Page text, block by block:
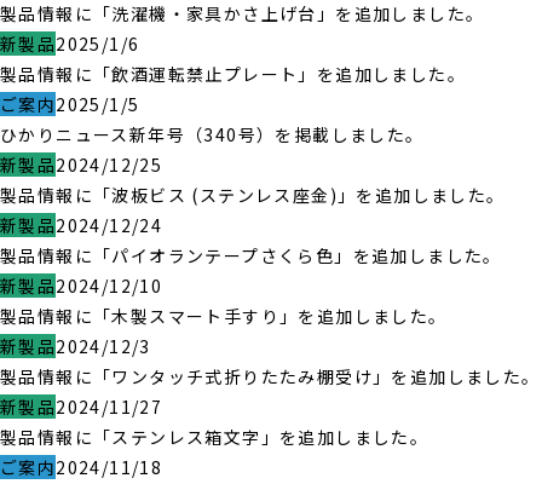
製品情報に「洗濯機・家具かさ上げ台」を追加しました。
新製品2025/1/6
製品情報に「飲酒運転禁止プレート」を追加しました。
ご案内2025/1/5
ひかりニュース新年号（340号）を掲載しました。
新製品2024/12/25
製品情報に「波板ビス (ステンレス座金)」を追加しました。
新製品2024/12/24
製品情報に「パイオランテープさくら色」を追加しました。
新製品2024/12/10
製品情報に「木製スマート手すり」を追加しました。
新製品2024/12/3
製品情報に「ワンタッチ式折りたたみ棚受け」を追加しました。
新製品2024/11/27
製品情報に「ステンレス箱文字」を追加しました。
ご案内2024/11/18